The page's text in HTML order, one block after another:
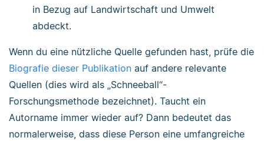
in Bezug auf Landwirtschaft und Umwelt
abdeckt.
Wenn du eine nützliche Quelle gefunden hast, prüfe die
Biografie dieser Publikation auf andere relevante
Quellen (dies wird als „Schneeball“-
Forschungsmethode bezeichnet). Taucht ein
Autorname immer wieder auf? Dann bedeutet das
normalerweise, dass diese Person eine umfangreiche